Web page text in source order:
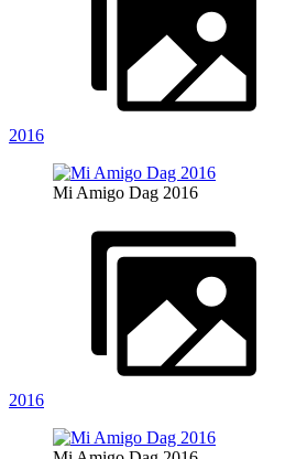
2016
Mi Amigo Dag 2016
2016